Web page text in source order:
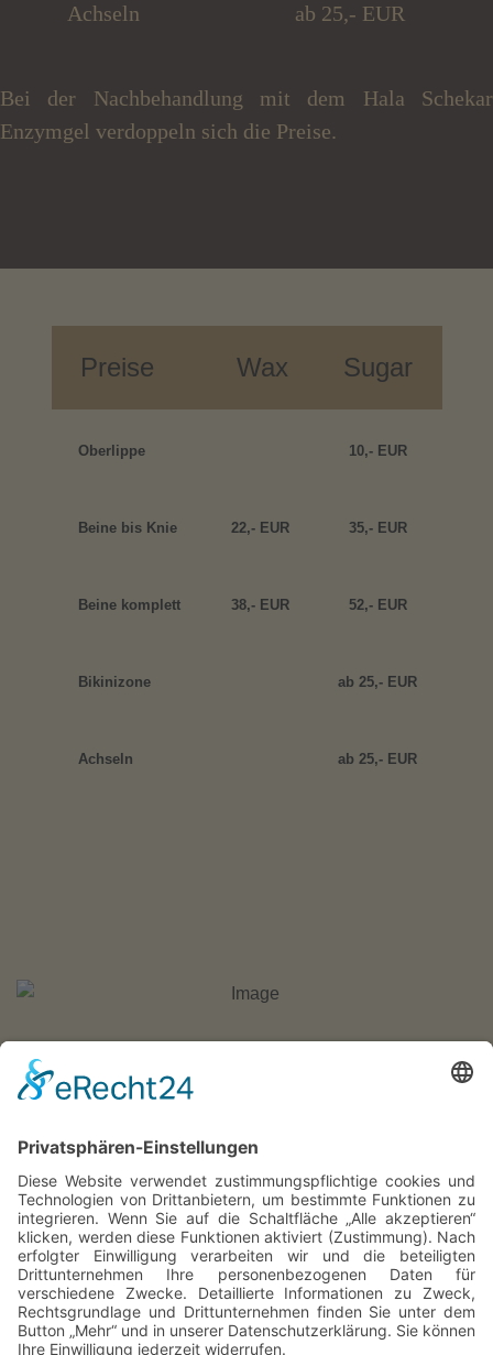
Achseln ab 25,- EUR
Bei der Nachbehandlung mit dem Hala Schekar
Enzymgel verdoppeln sich die Preise.
Preise Wax Sugar
Oberlippe 10,- EUR
Beine bis Knie 22,- EUR 35,- EUR
Beine komplett 38,- EUR 52,- EUR
Bikinizone ab 25,- EUR
Achseln ab 25,- EUR
Instagram WhatsApp
Cookie-Einstellungen